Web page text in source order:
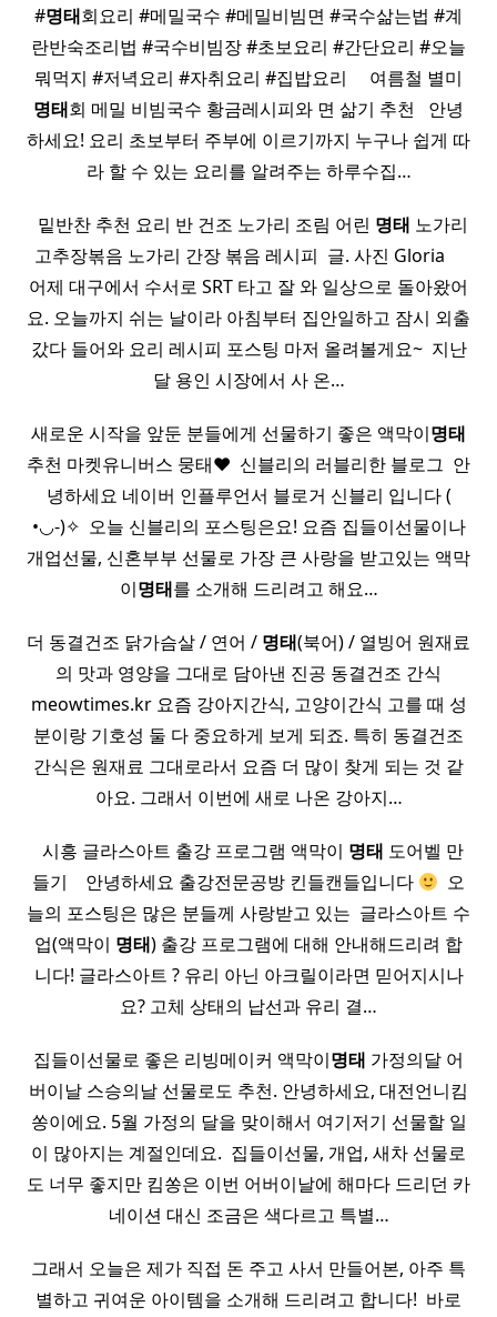
#명태회요리 #메밀국수 #메밀비빔면 #국수삶는법 #계
란반숙조리법 #국수비빔장 #초보요리 #간단요리 #오늘
뭐먹지 #저녁요리 #자취요리 #집밥요리 ​ ​ ​ ​ 여름철 별미
명태회 메밀 비빔국수 황금레시피와 면 삶기 추천 ​ ​ 안녕
하세요! 요리 초보부터 주부에 이르기까지 누구나 쉽게 따
라 할 수 있는 요리를 알려주는 하루수집…
​ ​ 밑반찬 추천 요리 반 건조 노가리 조림 어린 명태 노가리
고추장볶음 노가리 간장 볶음 레시피 ​ 글. 사진 Gloria ​ ​ ​ ​
어제 대구에서 수서로 SRT 타고 잘 와 일상으로 돌아왔어
요. 오늘까지 쉬는 날이라 아침부터 집안일하고 잠시 외출
갔다 들어와 요리 레시피 포스팅 마저 올려볼게요~ ​ 지난
달 용인 시장에서 사 온…
새로운 시작을 앞둔 분들에게 선물하기 좋은 액막이명태
추천 마켓유니버스 뭉태♥ ​ 신블리의 러블리한 블로그 ​ 안
녕하세요 네이버 인플루언서 블로거 신블리 입니다 (
•◡-)✧ ​ 오늘 신블리의 포스팅은요! 요즘 집들이선물이나
개업선물, 신혼부부 선물로 가장 큰 사랑을 받고있는 액막
이명태를 소개해 드리려고 해요…
더 동결건조 닭가슴살 / 연어 / 명태(북어) / 열빙어 원재료
의 맛과 영양을 그대로 담아낸 진공 동결건조 간식
meowtimes.kr 요즘 강아지간식, 고양이간식 고를 때 성
분이랑 기호성 둘 다 중요하게 보게 되죠. 특히 동결건조
간식은 원재료 그대로라서 요즘 더 많이 찾게 되는 것 같
아요. 그래서 이번에 새로 나온 강아지…
​ ​ 시흥 글라스아트 출강 프로그램 액막이 명태 도어벨 만
들기 ​ ​ ​ 안녕하세요 출강전문공방 킨들캔들입니다
​ 오
늘의 포스팅은 많은 분들께 사랑받고 있는 ​ 글라스아트 수
업(액막이 명태) 출강 프로그램에 대해 안내해드리려 합
니다! 글라스아트 ? 유리 아닌 아크릴이라면 믿어지시나
요? 고체 상태의 납선과 유리 결…
집들이선물로 좋은 리빙메이커 액막이명태 가정의달 어
버이날 스승의날 선물로도 추천. 안녕하세요, 대전언니킴
쏭이에요. 5월 가정의 달을 맞이해서 여기저기 선물할 일
이 많아지는 계절인데요. ​ 집들이선물, 개업, 새차 선물로
도 너무 좋지만 킴쏭은 이번 어버이날에 해마다 드리던 카
네이션 대신 조금은 색다르고 특별…
그래서 오늘은 제가 직접 돈 주고 사서 만들어본, 아주 특
별하고 귀여운 아이템을 소개해 드리려고 합니다! ​ 바로